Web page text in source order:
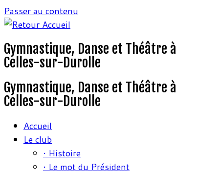
Passer au contenu
Gymnastique, Danse et Théâtre à
Celles-sur-Durolle
Gymnastique, Danse et Théâtre à
Celles-sur-Durolle
Accueil
Le club
• Histoire
• Le mot du Président